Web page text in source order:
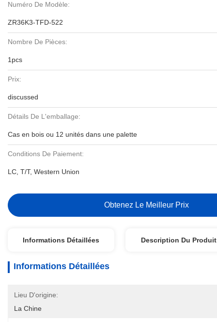
Numéro De Modèle:
ZR36K3-TFD-522
Nombre De Pièces:
1pcs
Prix:
discussed
Détails De L'emballage:
Cas en bois ou 12 unités dans une palette
Conditions De Paiement:
LC, T/T, Western Union
Obtenez Le Meilleur Prix
Informations Détaillées Description Du Produit
Informations Détaillées
Lieu D'origine:
La Chine